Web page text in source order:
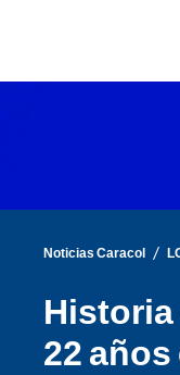
Noticias Caracol /
22